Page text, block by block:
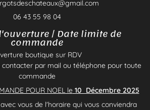
06 43 55 98 04
/ Date limite de
commande
boutique sur RDV
contacter par mail ou téléphone pour toute
commande
POUR NOEL le 10 Décembre 2025
vous de l'horaire qui vous conviendra